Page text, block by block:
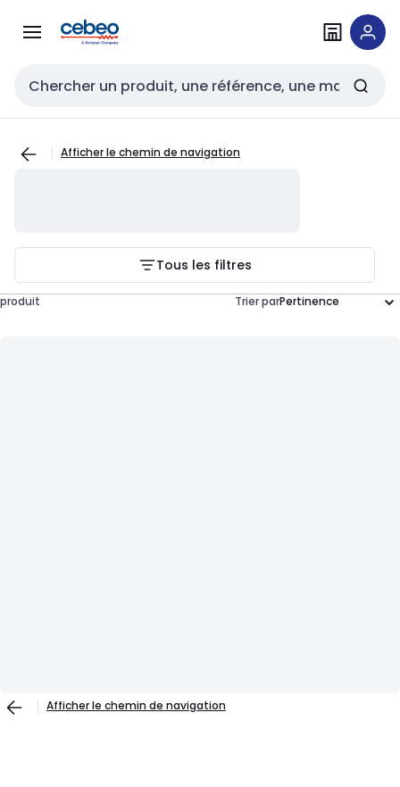
navigationau
Entrée de recherche
Afficher le chemin de navigation
Tous les filtres
produit Trier par
Afficher le chemin de navigation